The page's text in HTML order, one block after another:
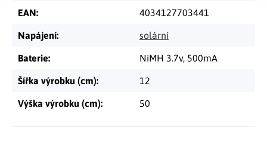
EAN: 4034127703441
Napájení: solární
Baterie: NiMH 3.7v, 500mA
Šířka výrobku (cm): 12
Výška výrobku (cm): 50